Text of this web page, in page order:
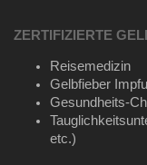
ZERTIFIZIERTE
Reisemedizin
Gelbfieber
Gesundheits-
etc.)